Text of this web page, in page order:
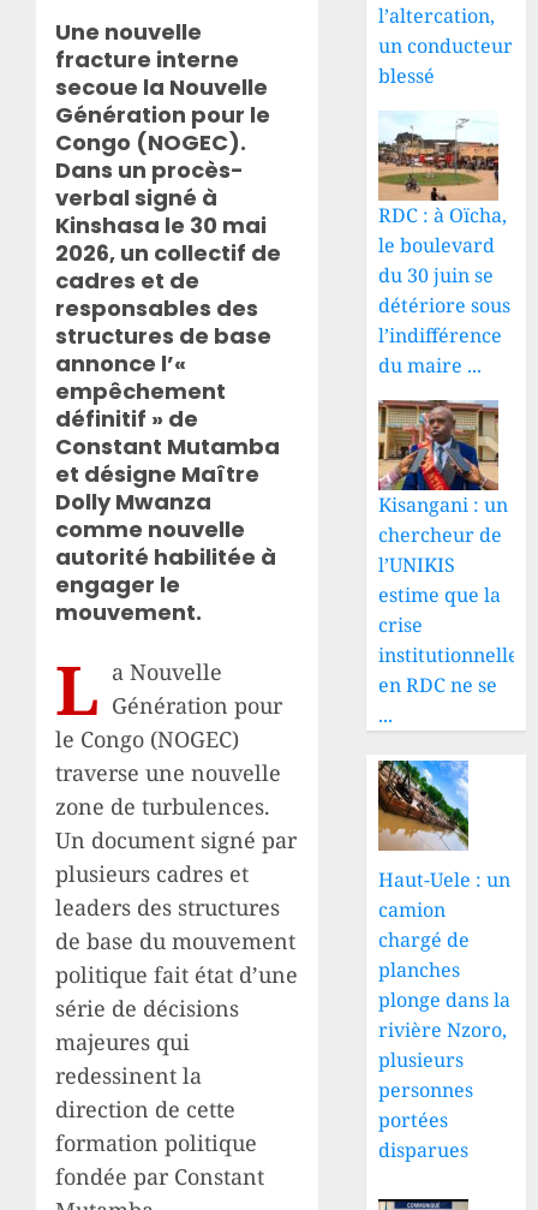
Une nouvelle
fracture interne
secoue la Nouvelle
Génération pour le
Congo (NOGEC).
Dans un procès-
verbal signé à
Kinshasa le 30 mai
2026, un collectif de
cadres et de
responsables des
structures de base
annonce l’«
empêchement
définitif » de
Constant Mutamba
et désigne Maître
Dolly Mwanza
comme nouvelle
autorité habilitée à
engager le
mouvement.
L a Nouvelle
Génération pour
le Congo (NOGEC)
traverse une nouvelle
zone de turbulences.
Un document signé par
plusieurs cadres et
leaders des structures
de base du mouvement
politique fait état d’une
série de décisions
majeures qui
redessinent la
direction de cette
formation politique
fondée par Constant
l’altercation,
un conducteur
blessé
RDC : à Oïcha,
le boulevard
du 30 juin se
détériore sous
l’indifférence
du maire ...
Kisangani : un
chercheur de
l’UNIKIS
estime que la
crise
institutionnelle
en RDC ne se
...
Haut-Uele : un
camion
chargé de
planches
plonge dans la
rivière Nzoro,
plusieurs
personnes
portées
disparues